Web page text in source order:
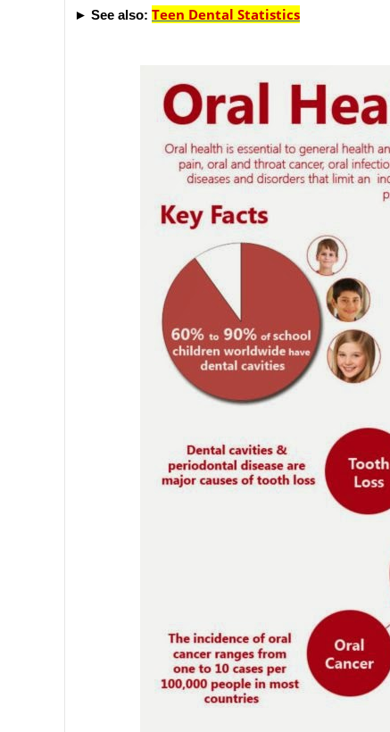
► See also: Teen Dental Statistics